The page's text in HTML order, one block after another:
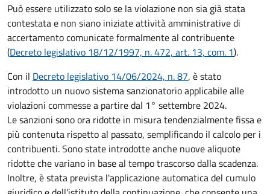
Può essere utilizzato solo se la violazione non sia già stata
contestata e non siano iniziate attività amministrative di
accertamento comunicate formalmente al contribuente
(Decreto legislativo 18/12/1997, n. 472, art. 13, com. 1).
Con il Decreto legislativo 14/06/2024, n. 87, è stato
introdotto un nuovo sistema sanzionatorio applicabile alle
violazioni commesse a partire dal 1° settembre 2024.
Le sanzioni sono ora ridotte in misura tendenzialmente fissa e
più contenuta rispetto al passato, semplificando il calcolo per i
contribuenti. Sono state introdotte anche nuove aliquote
ridotte che variano in base al tempo trascorso dalla scadenza.
Inoltre, è stata prevista l'applicazione automatica del cumulo